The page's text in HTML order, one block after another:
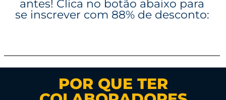
antes! Clica no botão abaixo para
se inscrever com 88% de desconto:
POR QUE TER